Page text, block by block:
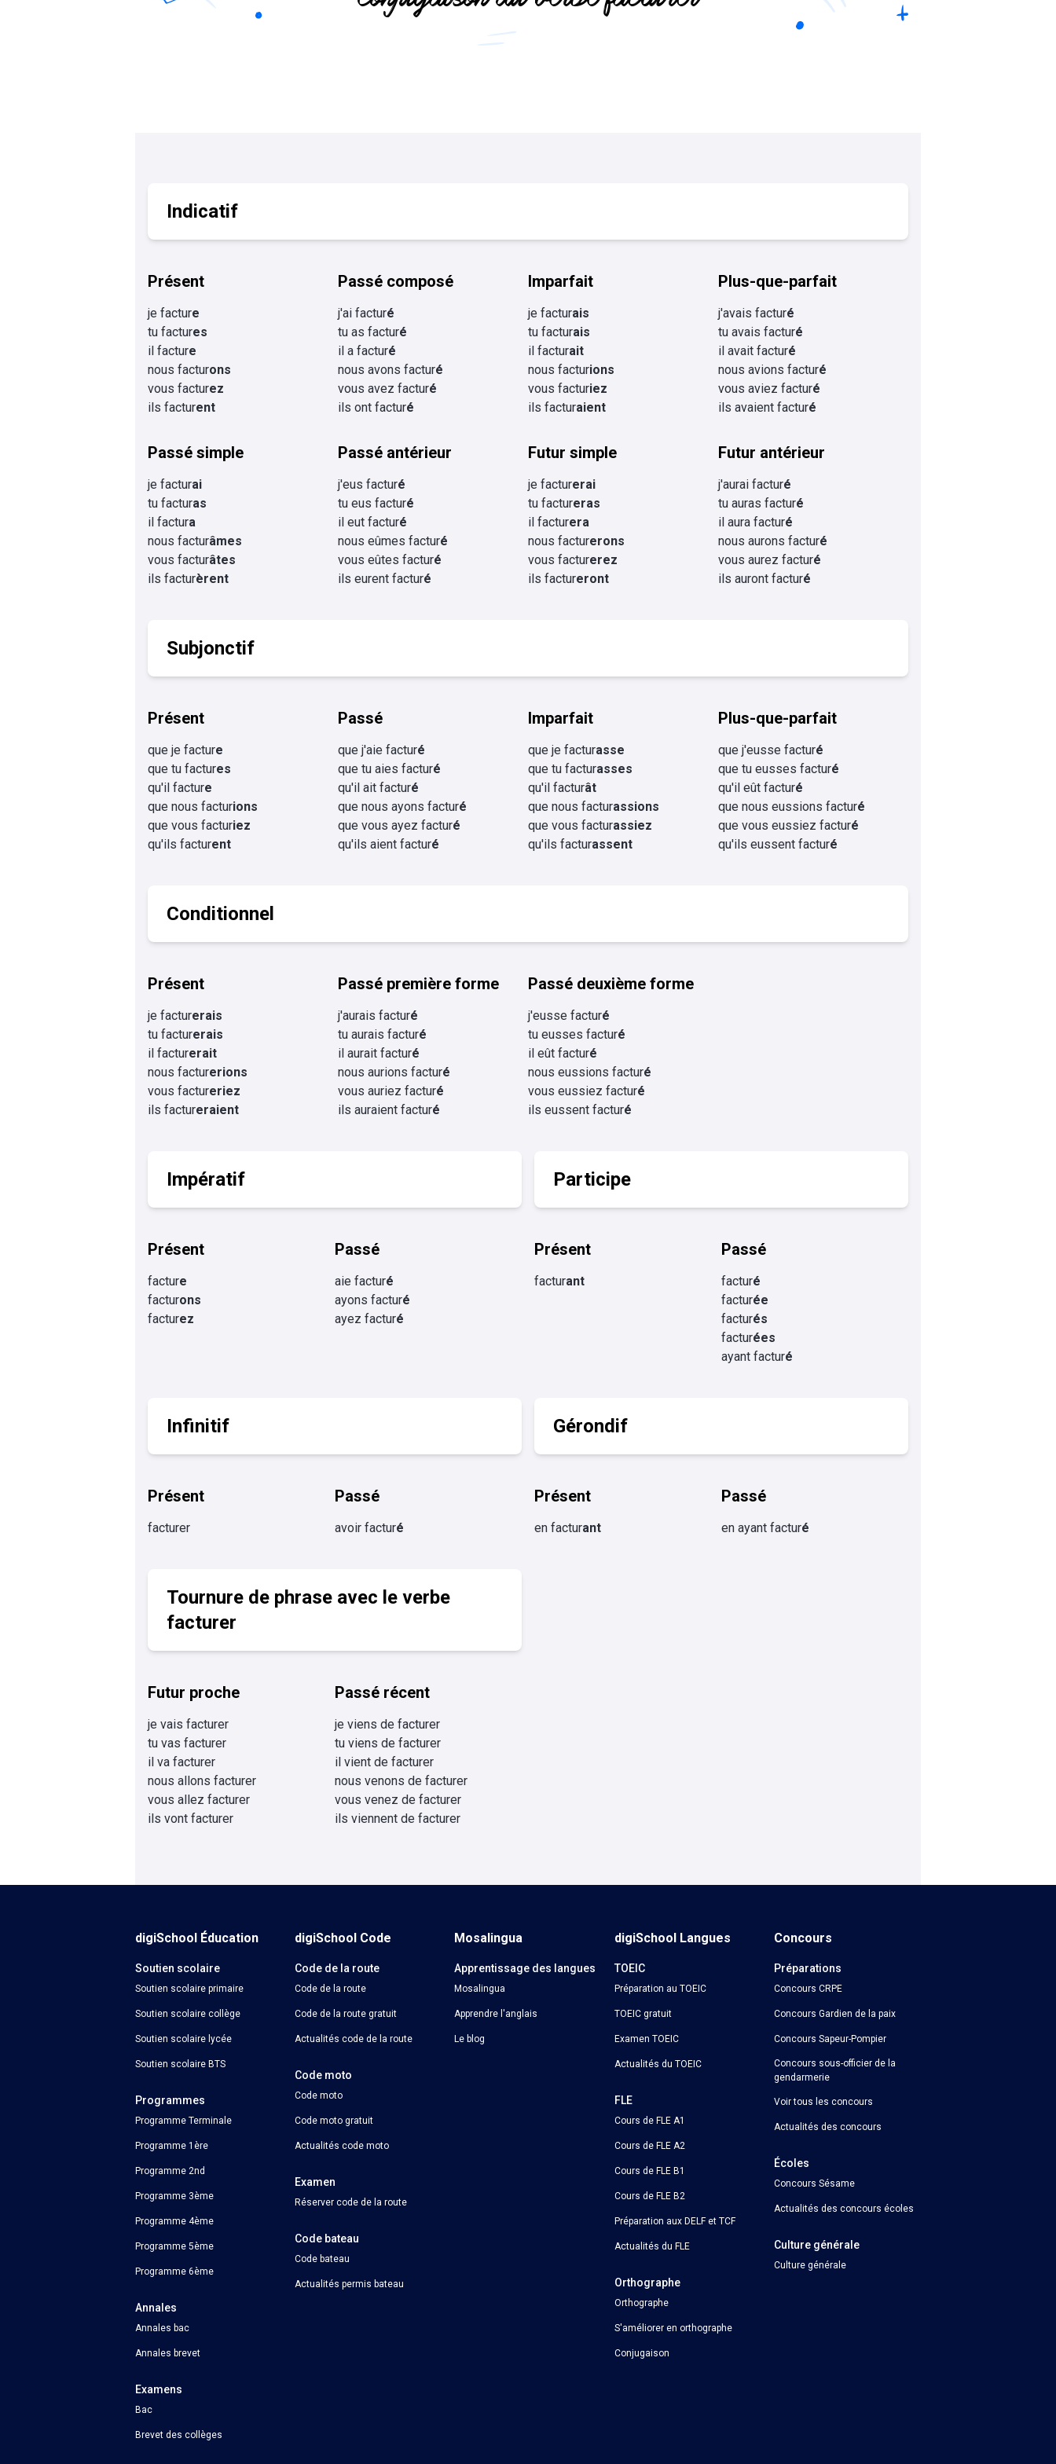
Flashcards Collège
Indicatif
Présent
je facture
tu factures
il facture
nous facturons
vous facturez
ils facturent
Passé composé
j'ai facturé
tu as facturé
il a facturé
nous avons facturé
vous avez facturé
ils ont facturé
Imparfait
je facturais
tu facturais
il facturait
nous facturions
vous facturiez
ils facturaient
Plus-que-parfait
j'avais facturé
tu avais facturé
il avait facturé
nous avions facturé
vous aviez facturé
ils avaient facturé
Passé simple
je facturai
tu facturas
il factura
nous facturâmes
vous facturâtes
ils facturèrent
Passé antérieur
j'eus facturé
tu eus facturé
il eut facturé
nous eûmes facturé
vous eûtes facturé
ils eurent facturé
Futur simple
je facturerai
tu factureras
il facturera
nous facturerons
vous facturerez
ils factureront
Futur antérieur
j'aurai facturé
tu auras facturé
il aura facturé
nous aurons facturé
vous aurez facturé
ils auront facturé
Subjonctif
Présent
que je facture
que tu factures
qu'il facture
que nous facturions
que vous facturiez
qu'ils facturent
Passé
que j'aie facturé
que tu aies facturé
qu'il ait facturé
que nous ayons facturé
que vous ayez facturé
qu'ils aient facturé
Imparfait
que je facturasse
que tu facturasses
qu'il facturât
que nous facturassions
que vous facturassiez
qu'ils facturassent
Plus-que-parfait
que j'eusse facturé
que tu eusses facturé
qu'il eût facturé
que nous eussions facturé
que vous eussiez facturé
qu'ils eussent facturé
Conditionnel
Présent
je facturerais
tu facturerais
il facturerait
nous facturerions
vous factureriez
ils factureraient
Passé première forme
j'aurais facturé
tu aurais facturé
il aurait facturé
nous aurions facturé
vous auriez facturé
ils auraient facturé
Passé deuxième forme
j'eusse facturé
tu eusses facturé
il eût facturé
nous eussions facturé
vous eussiez facturé
ils eussent facturé
Impératif
Présent
facture
facturons
facturez
Passé
aie facturé
ayons facturé
ayez facturé
Participe
Présent
facturant
Passé
facturé
facturée
facturés
facturées
ayant facturé
Infinitif
Présent
facturer
Passé
avoir facturé
Gérondif
Présent
en facturant
Passé
en ayant facturé
Tournure de phrase avec le verbe
facturer
Futur proche
je vais facturer
tu vas facturer
il va facturer
nous allons facturer
vous allez facturer
ils vont facturer
Passé récent
je viens de facturer
tu viens de facturer
il vient de facturer
nous venons de facturer
vous venez de facturer
ils viennent de facturer
digiSchool Éducation
Soutien scolaire
Soutien scolaire primaire
Soutien scolaire collège
Soutien scolaire lycée
Soutien scolaire BTS
Programmes
Programme Terminale
Programme 1ère
Programme 2nd
Programme 3ème
Programme 4ème
Programme 5ème
Programme 6ème
Annales
Annales bac
Annales brevet
Examens
Bac
Brevet des collèges
digiSchool Code
Code de la route
Code de la route
Code de la route gratuit
Actualités code de la route
Code moto
Code moto
Code moto gratuit
Actualités code moto
Examen
Réserver code de la route
Code bateau
Code bateau
Actualités permis bateau
Mosalingua
Apprentissage des langues
Mosalingua
Apprendre l'anglais
Le blog
digiSchool Langues
TOEIC
Préparation au TOEIC
TOEIC gratuit
Examen TOEIC
Actualités du TOEIC
FLE
Cours de FLE A1
Cours de FLE A2
Cours de FLE B1
Cours de FLE B2
Préparation aux DELF et TCF
Actualités du FLE
Orthographe
Orthographe
S'améliorer en orthographe
Conjugaison
Concours
Préparations
Concours CRPE
Concours Gardien de la paix
Concours Sapeur-Pompier
Concours sous-officier de la
gendarmerie
Voir tous les concours
Actualités des concours
Écoles
Concours Sésame
Actualités des concours écoles
Culture générale
Culture générale